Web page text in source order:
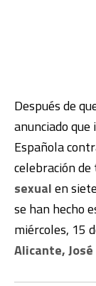
Después de
anunciado que
Española
celebración
sexualen
se han hecho
miércoles, 15
Alicante,